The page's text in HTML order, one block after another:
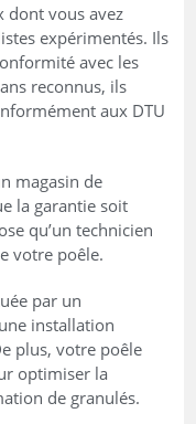
dont vous avez
expérimentés. Ils
avec les
reconnus, ils
aux DTU
magasin de
la garantie soit
qu’un technicien
votre poêle.
par un
installation
plus, votre poêle
optimiser la
de granulés.